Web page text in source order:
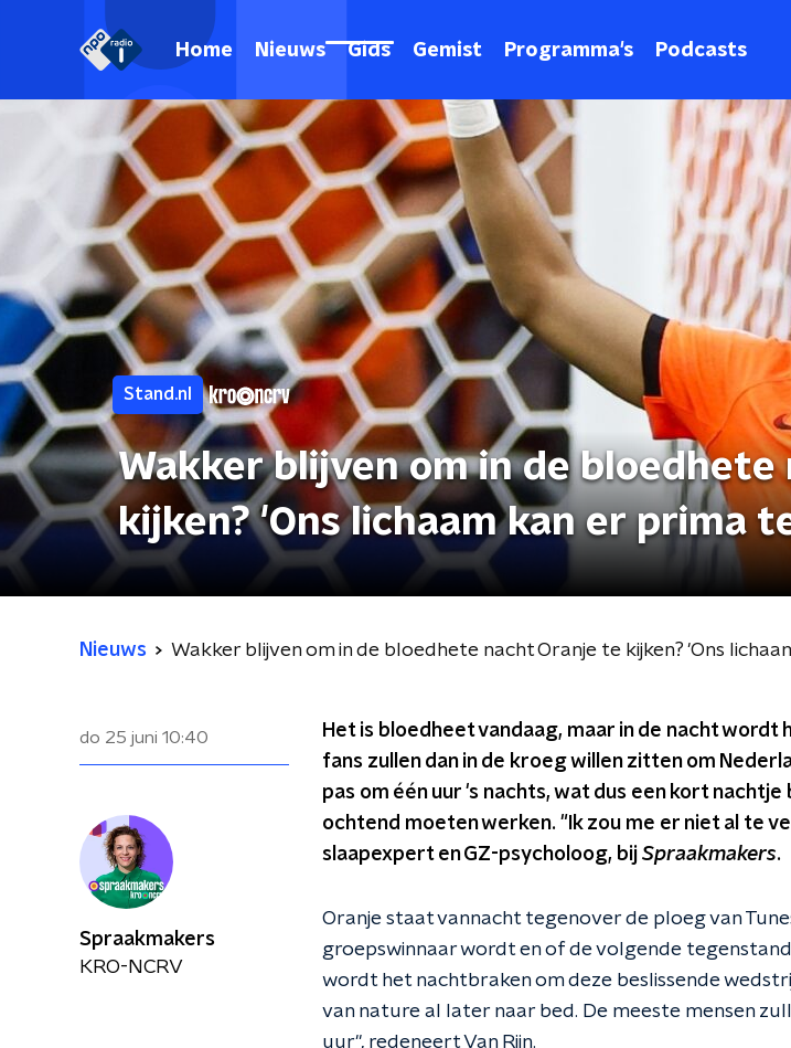
Home Nieuws Gids Gemist Programma's Podcasts
Stand.nl
Wakker blijven om in de bloedhete
kijken? 'Ons lichaam kan er prima
Nieuws Wakker blijven om in de bloedhete nacht Oranje te kijken? 'Ons
do 25 juni 10:40
Het is bloedheet vandaag, maar in de nacht
fans zullen dan in de kroeg willen zitten om
pas om één uur 's nachts, wat dus een kort
ochtend moeten werken. "Ik zou me er niet al te
slaapexpert en GZ-psycholoog, bij Spraakmakers.
Oranje staat vannacht tegenover de ploeg van
groepswinnaar wordt en of de volgende
wordt het nachtbraken om deze beslissende
van nature al later naar bed. De meeste mensen
uur", redeneert Van Rijn.
Spraakmakers
KRO-NCRV